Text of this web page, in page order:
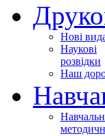
Нові
Наукові
розвідки
Наш